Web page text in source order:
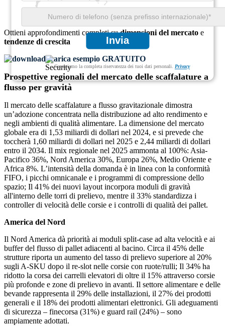
Invia
Garantiamo la completa riservatezza dei tuoi dati personali. Privacy
Ottieni approfondimenti completi sudimensioni del mercato e
tendenze di crescita
Scarica esempio GRATUITO
Prospettive regionali del mercato delle scaffalature a
flusso per gravità
Il mercato delle scaffalature a flusso gravitazionale dimostra
un’adozione concentrata nella distribuzione ad alto rendimento e
negli ambienti di qualità alimentare. La dimensione del mercato
globale era di 1,53 miliardi di dollari nel 2024, e si prevede che
toccherà 1,60 miliardi di dollari nel 2025 e 2,44 miliardi di dollari
entro il 2034. Il mix regionale nel 2025 ammonta al 100%: Asia-
Pacifico 36%, Nord America 30%, Europa 26%, Medio Oriente e
Africa 8%. L’intensità della domanda è in linea con la conformità
FIFO, i picchi omnicanale e i programmi di compressione dello
spazio; Il 41% dei nuovi layout incorpora moduli di gravità
all'interno delle torri di prelievo, mentre il 33% standardizza i
controller di velocità delle corsie e i controlli di qualità dei pallet.
America del Nord
Il Nord America dà priorità ai moduli split-case ad alta velocità e ai
buffer del flusso di pallet adiacenti al bacino. Circa il 45% delle
strutture riporta un aumento del tasso di prelievo superiore al 20%
sugli A-SKU dopo il re-slot nelle corsie con ruote/rulli; Il 34% ha
ridotto la corsa dei carrelli elevatori di oltre il 15% attraverso corsie
più profonde e zone di prelievo in avanti. Il settore alimentare e delle
bevande rappresenta il 29% delle installazioni, il 27% dei prodotti
generali e il 18% dei prodotti alimentari elettronici. Gli adeguamenti
di sicurezza – finecorsa (31%) e guard rail (24%) – sono
ampiamente adottati.